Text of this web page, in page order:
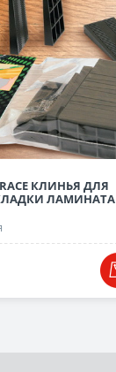
КЛИНЬЯ ДЛЯ
ЛАМИНАТА